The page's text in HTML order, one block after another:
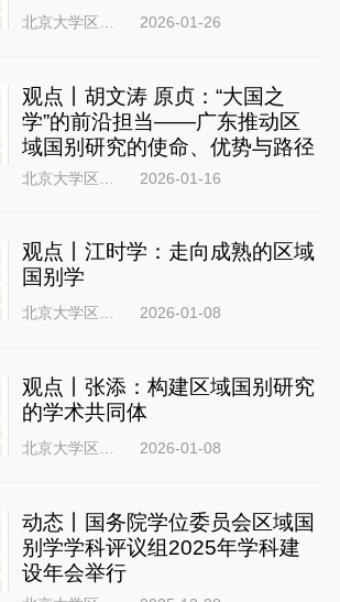
北京大学区域与国别研究院 2026-01-26
观点丨胡文涛 原贞：“大国之
学”的前沿担当——广东推动区
域国别研究的使命、优势与路径
2026-01-16
观点丨江时学：走向成熟的区域
国别学
北京大学区域与国别研究院 2026-01-08
观点丨张添：构建区域国别研究
的学术共同体
北京大学区域与国别研究院 2026-01-08
动态丨国务院学位委员会区域国
别学学科评议组2025年学科建
设年会举行